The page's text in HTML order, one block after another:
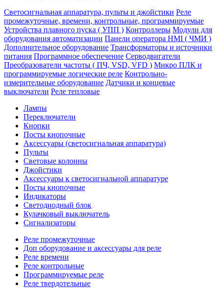
Светосигнальная аппаратура, пульты и джойстики Реле
промежуточные, времени, контрольные, программируемые
Устройства плавного пуска ( УПП ) Контроллеры Модули для
оборудования автоматизации Панели оператора HMI ( ЧМИ )
Дополнительное оборудование Транcформаторы и источники
питания Программное обеспечение Серводвигатели
Преобразователи частоты ( ПЧ, VSD, VFD ) Микро ПЛК и
программируемые логические реле Контрольно-
измерительные оборудование Датчики и концевые
выключатели Реле тепловые
Лампы
Переключатели
Кнопки
Посты кнопочные
Аксессуары (светосигнальная аппаратура)
Пульты
Световые колонны
Джойстики
Аксессуары к светосигнальной аппаратуре
Посты кнопочные
Индикаторы
Светодиодный блок
Кулачковый выключатель
Сигнализаторы
Реле промежуточные
Доп оборудование и аксессуары для реле
Реле времени
Реле контрольные
Программируемые реле
Реле твердотельные